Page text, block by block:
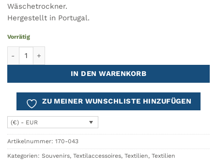
Wäschetrockner.
Hergestellt in Portugal.
Vorrätig
IN DEN WARENKORB
ZU MEINER WUNSCHLISTE HINZUFÜGEN
(€) - EUR
Artikelnummer: 170-043
Kategorien: Souvenirs, Textilaccessoires, Textilien, Textilien